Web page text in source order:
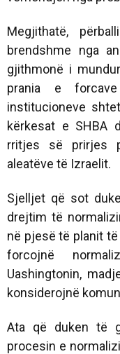
Megjithatë,
brendshme nga
gjithmonë i
prania e
institucioneve
kërkesat e SHBA
rritjes së prirjes
aleatëve të Izraelit.
Sjelljet që sot
drejtim të
në pjesë të planit
forcojnë
Uashingtonin,
konsiderojnë
Ata që duken të
procesin e